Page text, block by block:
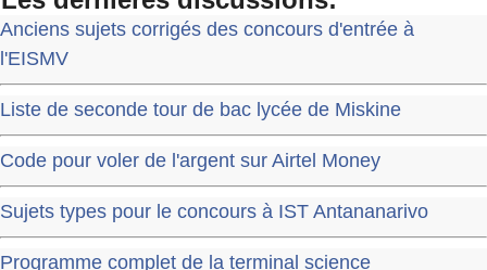
Anciens sujets corrigés des concours d'entrée à
l'EISMV
Liste de seconde tour de bac lycée de Miskine
Code pour voler de l'argent sur Airtel Money
Sujets types pour le concours à IST Antananarivo
Programme complet de la terminal science